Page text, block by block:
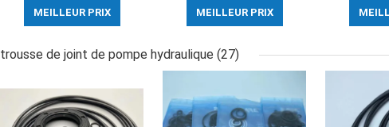
Seal For ZAX200-3
SK07-N2
MEILLEUR PRIX
nitriles
MEILLEUR PRIX
rivages
de
trousse de joint de pompe hydraulique (27)